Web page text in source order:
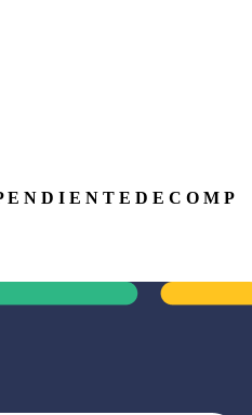
E N D I E N T E D E C O M P